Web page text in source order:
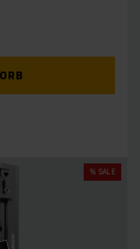
% SALE